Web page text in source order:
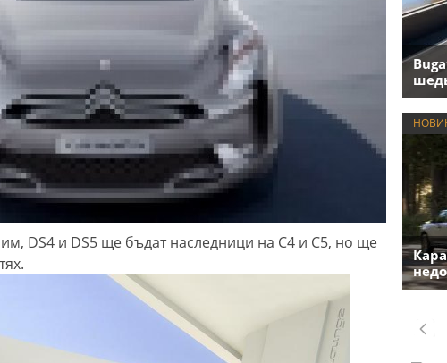
DS4 и DS5 ще бъдат наследници на C4 и C5, но ще